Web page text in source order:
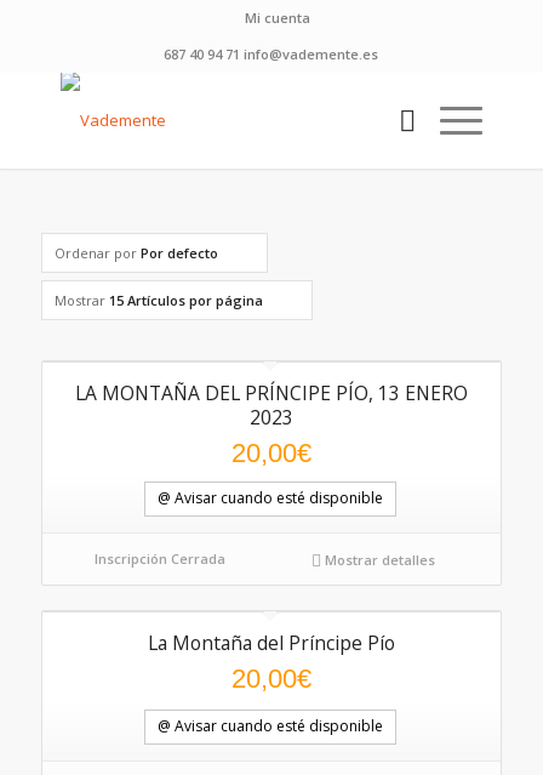
Mi cuenta
687 40 94 71 info@vademente.es
Ordenar por Por defecto
Mostrar 15 Artículos por página
LA MONTAÑA DEL PRÍNCIPE PÍO, 13 ENERO
2023
20,00€
@ Avisar cuando esté disponible
Inscripción Cerrada Mostrar detalles
La Montaña del Príncipe Pío
20,00€
@ Avisar cuando esté disponible